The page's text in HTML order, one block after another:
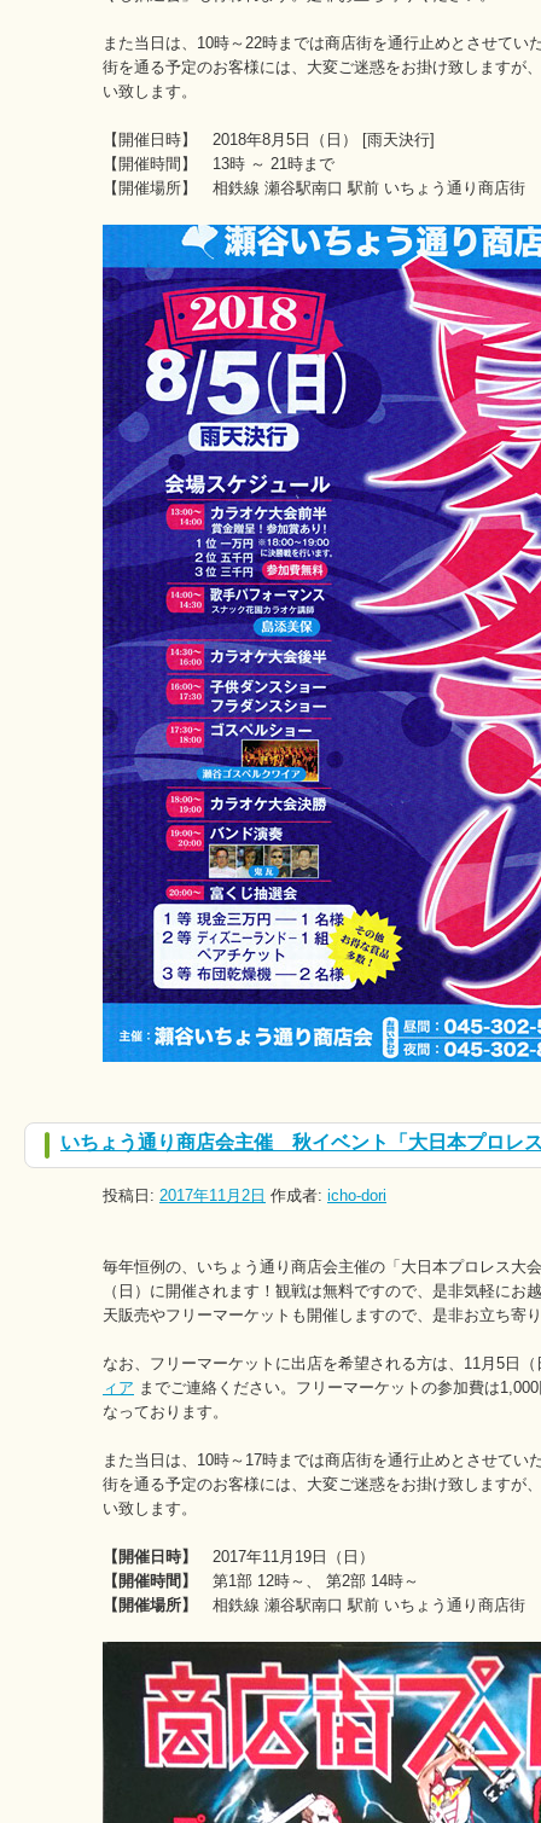
また当日は、10時～22時までは商店街を通行止めとさせてい
街を通る予定のお客様には、大変ご迷惑をお掛け致しますが
い致します。
【開催日時】 2018年8月5日（日） [雨天決行]
【開催時間】 13時 ～ 21時まで
【開催場所】 相鉄線 瀬谷駅南口 駅前 いちょう通り商店街
いちょう通り商店会主催 秋イベント「大日本プロレ
投稿日: 2017年11月2日 作成者: icho-dori
毎年恒例の、いちょう通り商店会主催の「大日本プロレス大
（日）に開催されます！観戦は無料ですので、是非気軽にお
天販売やフリーマーケットも開催しますので、是非お立ち寄
なお、フリーマーケットに出店を希望される方は、11月5日
ィア までご連絡ください。フリーマーケットの参加費は
なっております。
また当日は、10時～17時までは商店街を通行止めとさせてい
街を通る予定のお客様には、大変ご迷惑をお掛け致しますが
い致します。
【開催日時】
2017年11月19日（日）
【開催時間】
第1部 12時～、 第2部 14時～
【開催場所】
相鉄線 瀬谷駅南口 駅前 いちょう通り商店街